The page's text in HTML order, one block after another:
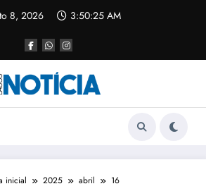
8, 2026 3:50:26 AM
inicial 2025 abril 16